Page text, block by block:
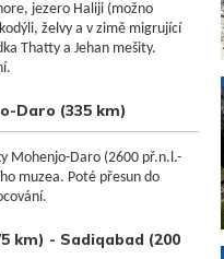
jezero Haliji (možno
želvy a v zimě migrující
Thatty a Jehan mešity.
Daro (335 km)
Mohenjo-Daro (2600 př.n.l.-
muzea. Poté přesun do
km) - Sadiqabad (200